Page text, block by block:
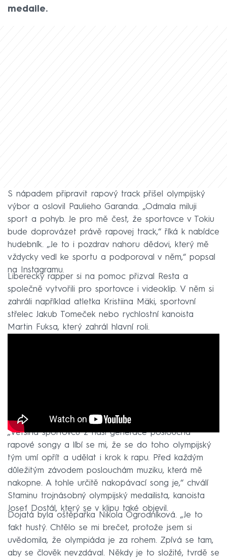
medaile.
S nápadem připravit rapový track přišel olympijský
výbor a oslovil Paulieho Garanda. „Odmala miluji
sport a pohyb. Je pro mě čest, že sportovce v Tokiu
bude doprovázet právě rapovej track,“ říká k nabídce
hudebník. „Je to i pozdrav nahoru dědovi, který mě
vždycky vedl ke sportu a podporoval v něm,“ popsal
na Instagramu.
Liberecký rapper si na pomoc přizval Resta a
společně vytvořili pro sportovce i videoklip. V něm si
zahráli například atletka Kristiina Mäki, sportovní
střelec Jakub Tomeček nebo rychlostní kanoista
Martin Fuksa, který zahrál hlavní roli.
„Většina sportovců z naší generace poslouchá
rapové songy a líbí se mi, že se do toho olympijský
tým umí opřít a udělat i krok k rapu. Před každým
důležitým závodem poslouchám muziku, která mě
nakopne. A tohle určitě nakopávací song je,“ chválí
Staminu trojnásobný olympijský medailista, kanoista
Josef Dostál, který se v klipu také objevil.
Dojatá byla oštěpařka Nikola Ogrodníková. „Je to
fakt hustý. Chtělo se mi brečet, protože jsem si
uvědomila, že olympiáda je za rohem. Zpívá se tam,
aby se člověk nevzdával. Někdy je to složité, tvrdě se